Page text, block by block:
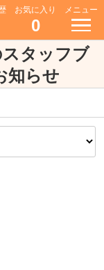
お気に入り
0
メニュー
タッフブ
知らせ